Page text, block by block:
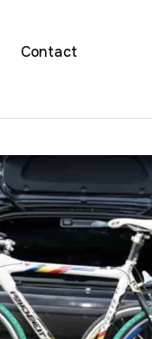
Contact